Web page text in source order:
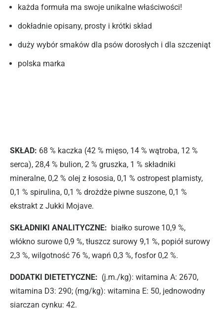
każda formuła ma swoje unikalne właściwości!
dokładnie opisany, prosty i krótki skład
duży wybór smaków dla psów dorosłych i dla szczeniąt
polska marka
SKŁAD: 68 % kaczka (42 % mięso, 14 % wątroba, 12 %
serca), 28,4 % bulion, 2 % gruszka, 1 % składniki
mineralne, 0,2 % olej z łososia, 0,1 % ostropest plamisty,
0,1 % spirulina, 0,1 % drożdże piwne suszone, 0,1 %
ekstrakt z Jukki Mojave.
SKŁADNIKI ANALITYCZNE: białko surowe 10,9 %,
włókno surowe 0,9 %, tłuszcz surowy 9,1 %, popiół surowy
2,3 %, wilgotność 76 %, wapń 0,3 %, fosfor 0,2 %.
DODATKI DIETETYCZNE: (j.m./kg): witamina A: 2670,
witamina D3: 290; (mg/kg): witamina E: 50, jednowodny
siarczan cynku: 42.